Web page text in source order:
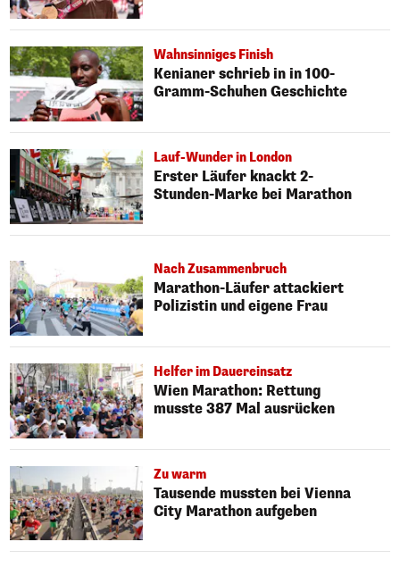
Wahnsinniges Finish
Kenianer schrieb in in 100-
Gramm-Schuhen Geschichte
Lauf-Wunder in London
Erster Läufer knackt 2-
Stunden-Marke bei Marathon
Nach Zusammenbruch
Marathon-Läufer attackiert
Polizistin und eigene Frau
Helfer im Dauereinsatz
Wien Marathon: Rettung
musste 387 Mal ausrücken
Zu warm
Tausende mussten bei Vienna
City Marathon aufgeben